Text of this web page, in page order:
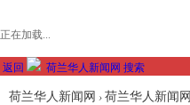
正在加载...
返回 荷兰华人新闻网 搜索
荷兰华人新闻网 › 荷兰华人新闻网